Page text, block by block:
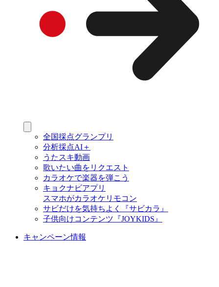
全国採点グランプリ
分析採点AI＋
うたスキ動画
歌いたい曲をリクエスト
カラオケで楽器を弾こう
キョクナビアプリ
スマホがカラオケリモコン
サビだけを気持ちよく『サビカラ』
子供向けコンテンツ『JOYKIDS』
キャンペーン情報